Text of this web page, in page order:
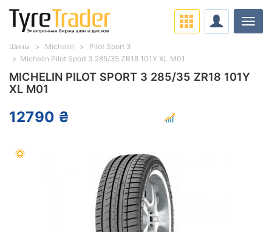
MICHELIN PILOT SPORT 3 285/35 ZR18 101Y
XL M01
12790 ₴
Шины Michelin
Pilot Sport 3
Michelin Pilot Sport 3 285/35 ZR18 101Y XL M01